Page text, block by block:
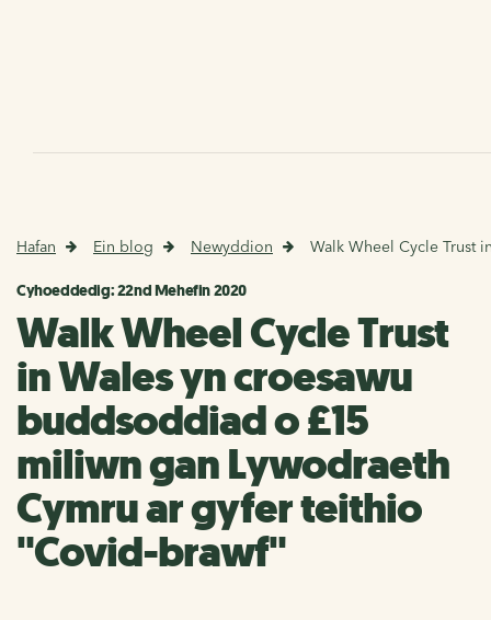
Hafan Ein blog Newyddion Walk Wheel Cycle Trust
Cyhoeddedig: 22nd Mehefin 2020
Walk Wheel Cycle Trust
in Wales yn croesawu
buddsoddiad o £15
miliwn gan Lywodraeth
Cymru ar gyfer teithio
"Covid-brawf"